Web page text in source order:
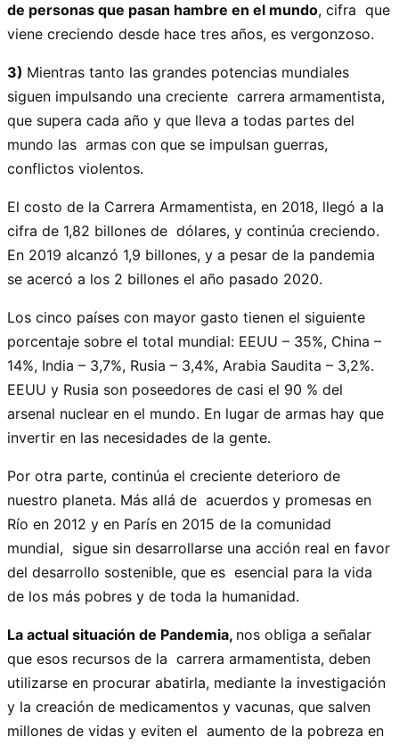
de personas que pasan hambre en el mundo, cifra que
viene creciendo desde hace tres años, es vergonzoso.
3) Mientras tanto las grandes potencias mundiales
siguen impulsando una creciente carrera armamentista,
que supera cada año y que lleva a todas partes del
mundo las armas con que se impulsan guerras,
conflictos violentos.
El costo de la Carrera Armamentista, en 2018, llegó a la
cifra de 1,82 billones de dólares, y continúa creciendo.
En 2019 alcanzó 1,9 billones, y a pesar de la pandemia
se acercó a los 2 billones el año pasado 2020.
Los cinco países con mayor gasto tienen el siguiente
porcentaje sobre el total mundial: EEUU – 35%, China –
14%, India – 3,7%, Rusia – 3,4%, Arabia Saudita – 3,2%.
EEUU y Rusia son poseedores de casi el 90 % del
arsenal nuclear en el mundo. En lugar de armas hay que
invertir en las necesidades de la gente.
Por otra parte, continúa el creciente deterioro de
nuestro planeta. Más allá de acuerdos y promesas en
Río en 2012 y en París en 2015 de la comunidad
mundial, sigue sin desarrollarse una acción real en favor
del desarrollo sostenible, que es esencial para la vida
de los más pobres y de toda la humanidad.
La actual situación de Pandemia, nos obliga a señalar
que esos recursos de la carrera armamentista, deben
utilizarse en procurar abatirla, mediante la investigación
y la creación de medicamentos y vacunas, que salven
millones de vidas y eviten el aumento de la pobreza en